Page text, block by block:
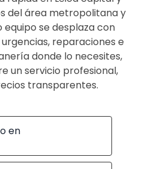
del área metropolitana y
equipo se desplaza con
reparaciones e
donde lo necesites,
un servicio profesional,
transparentes.
en